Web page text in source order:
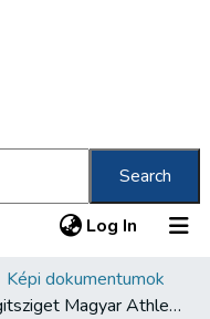
Search
Log In (current)
Képi dokumentumok
Margitsziget Magyar Athletikai Club sporttelepe : levelező-lap